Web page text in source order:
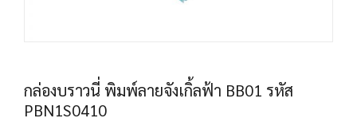
กล่องบราวนี่ พิมพ์ลายจังเกิ้ลฟ้า BB01 รหัส
PBN1S0410